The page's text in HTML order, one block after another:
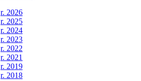
r. 2026
r. 2025
r. 2024
r. 2023
r. 2022
r. 2021
r. 2019
r. 2018